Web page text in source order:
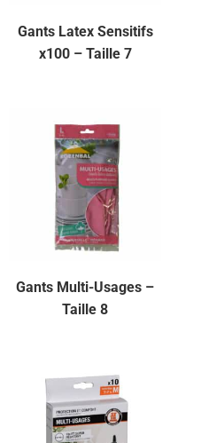
Gants Latex Sensitifs
x100 – Taille 7
Gants Multi-Usages –
Taille 8